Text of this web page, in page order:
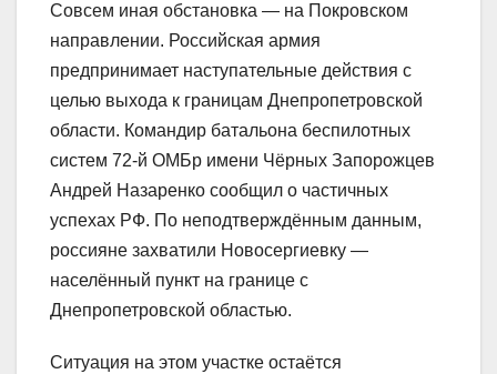
Совсем иная обстановка — на Покровском
направлении. Российская армия
предпринимает наступательные действия с
целью выхода к границам Днепропетровской
области. Командир батальона беспилотных
систем 72-й ОМБр имени Чёрных Запорожцев
Андрей Назаренко сообщил о частичных
успехах РФ. По неподтверждённым данным,
россияне захватили Новосергиевку —
населённый пункт на границе с
Днепропетровской областью.
Ситуация на этом участке остаётся